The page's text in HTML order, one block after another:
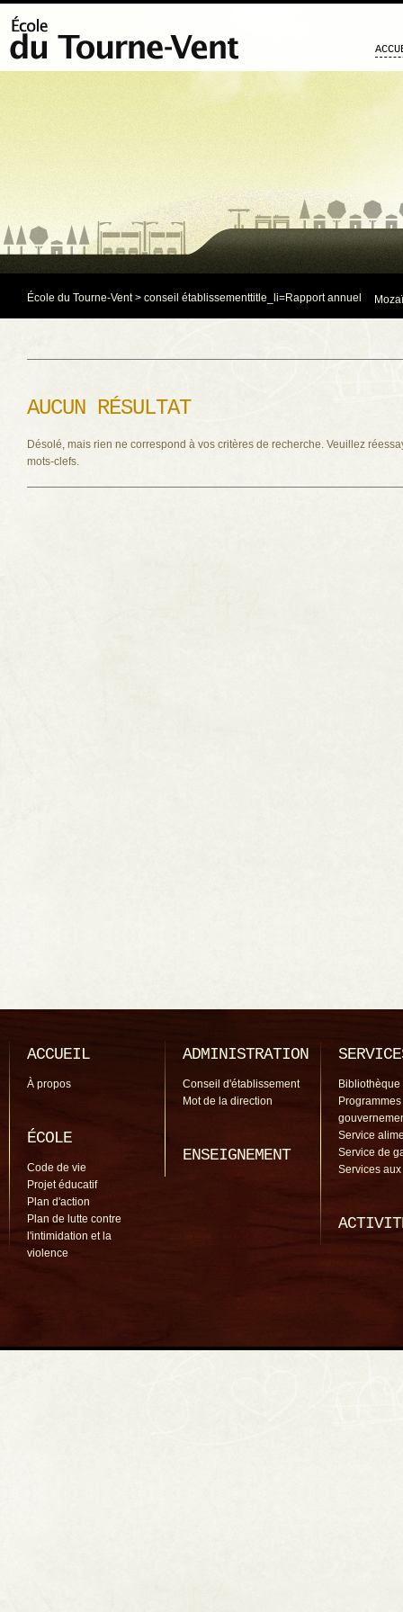
École du Tourne-Vent> conseil établissementtitle_li=Rapport annuel
AUCUN RÉSULTAT
Désolé, mais rien ne correspond à vos critères de recherche. Veuillez
mots-clefs.
ACCUEIL
À propos
ÉCOLE
Code de vie
Projet éducatif
Plan d'action
Plan de lutte contre
l'intimidation et la
violence
ADMINISTRATION
Conseil d'établissement
Mot de la direction
ENSEIGNEMENT
Bibliothèque
Programmes
Service
Service de
Services